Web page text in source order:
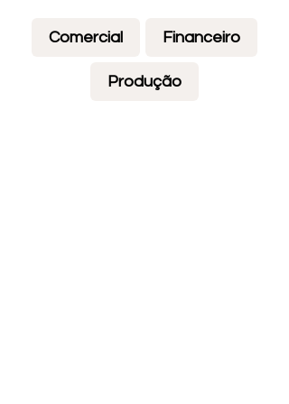
Comercial Financeiro
Produção